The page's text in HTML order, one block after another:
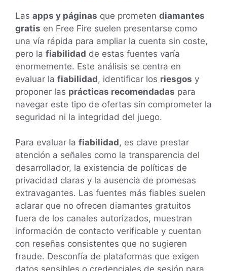
Las apps y páginas que prometen diamantes
gratis en Free Fire suelen presentarse como
una vía rápida para ampliar la cuenta sin coste,
pero la fiabilidad de estas fuentes varía
enormemente. Este análisis se centra en
evaluar la fiabilidad, identificar los riesgos y
proponer las prácticas recomendadas para
navegar este tipo de ofertas sin comprometer la
seguridad ni la integridad del juego.
Para evaluar la fiabilidad, es clave prestar
atención a señales como la transparencia del
desarrollador, la existencia de políticas de
privacidad claras y la ausencia de promesas
extravagantes. Las fuentes más fiables suelen
aclarar que no ofrecen diamantes gratuitos
fuera de los canales autorizados, muestran
información de contacto verificable y cuentan
con reseñas consistentes que no sugieren
fraude. Desconfía de plataformas que exigen